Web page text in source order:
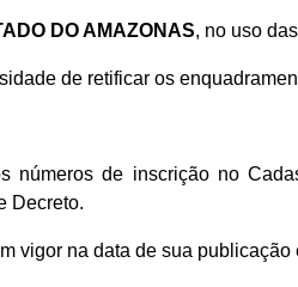
DO AMAZONAS, no uso
de retificar os
números de inscrição no
Decreto.
vigor na data de sua